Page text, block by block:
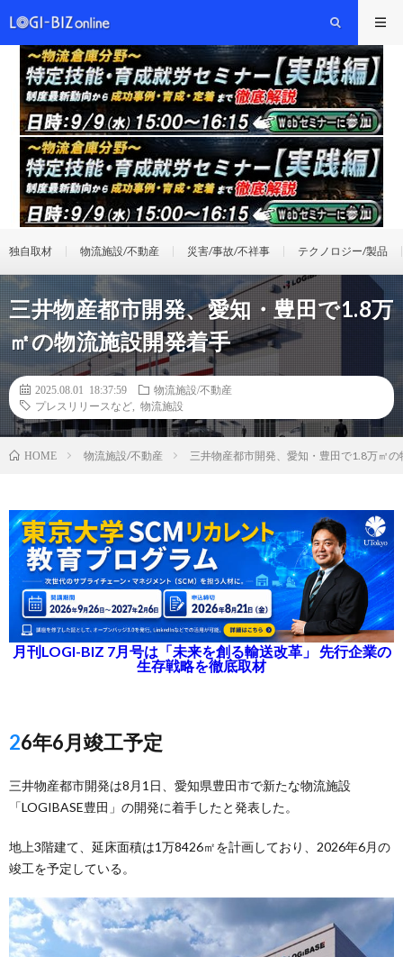
独自取材 物流施設/不動産 災害/事故/不祥事 テクノロジー/製品
三井物産都市開発、愛知・豊田で1.8万
㎡の物流施設開発着手
2025.08.01 18:37:59
物流施設/不動産
プレスリリースなど
物流施設
HOME 物流施設/不動産 三井物産都市開発、愛知・豊田で1.8万㎡
月刊LOGI-BIZ 7月号は「未来を創る輸送改革」 先行企業の
生存戦略を徹底取材
26年6月竣工予定
三井物産都市開発は8月1日、愛知県豊田市で新たな物流施設
「LOGIBASE豊田」の開発に着手したと発表した。
地上3階建て、延床面積は1万8426㎡を計画しており、2026年6月の
竣工を予定している。